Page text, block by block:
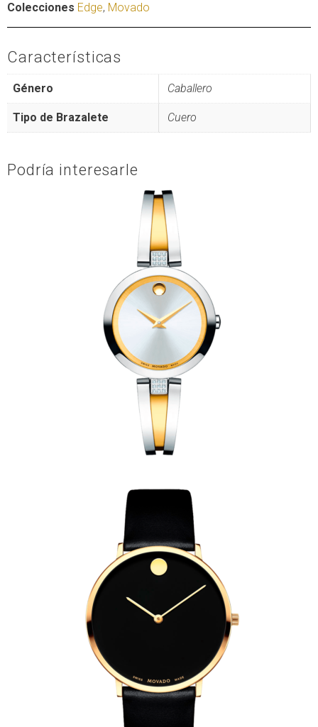
Colecciones Edge, Movado
Características
Género Caballero
Tipo de Brazalete Cuero
Podría interesarle